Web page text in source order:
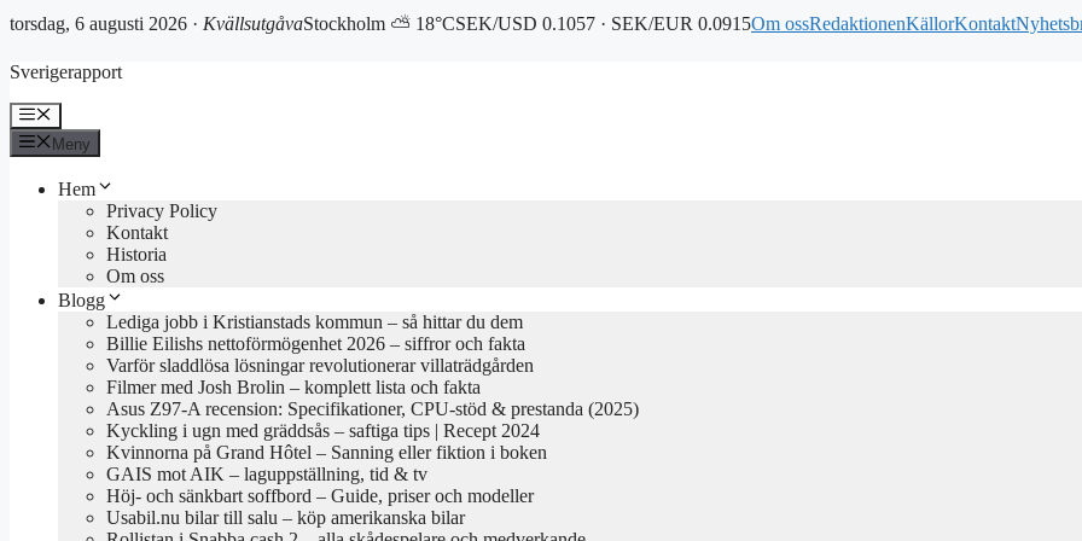
torsdag, 6 augusti 2026 · KvällsutgåvaStockholm ⛅ 18°CSEK/USD 0.1057 · SEK/EUR 0.0915Om ossRedaktionenKällorKontakt
till
Sverigerapport
Meny
Meny
Hem
Privacy Policy
Kontakt
Historia
Om oss
Blogg
Lediga jobb i Kristianstads kommun – så hittar du dem
Billie Eilishs nettoförmögenhet 2026 – siffror och fakta
Varför sladdlösa lösningar revolutionerar villaträdgården
Filmer med Josh Brolin – komplett lista och fakta
Asus Z97-A recension: Specifikationer, CPU-stöd & prestanda (2025)
Kyckling i ugn med gräddsås – saftiga tips | Recept 2024
Kvinnorna på Grand Hôtel – Sanning eller fiktion i boken
GAIS mot AIK – laguppställning, tid & tv
Höj- och sänkbart soffbord – Guide, priser och modeller
Usabil.nu bilar till salu – köp amerikanska bilar